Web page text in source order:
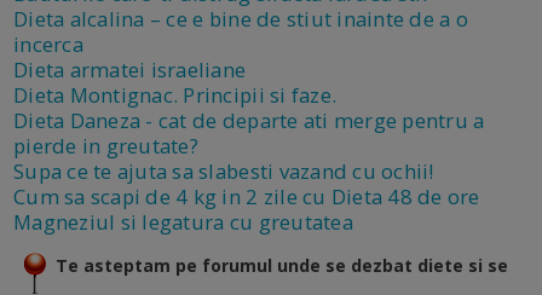
Dieta alcalina – ce e bine de stiut inainte de a o
incerca
Dieta armatei israeliane
Dieta Montignac. Principii si faze.
Dieta Daneza - cat de departe ati merge pentru a
pierde in greutate?
Supa ce te ajuta sa slabesti vazand cu ochii!
Cum sa scapi de 4 kg in 2 zile cu Dieta 48 de ore
Magneziul si legatura cu greutatea
Te asteptam pe forumul unde se dezbat diete si se